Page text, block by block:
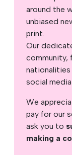
around the
unbiased
print.
Our
community,
nationalities
social
We
pay for our
ask you to
making a